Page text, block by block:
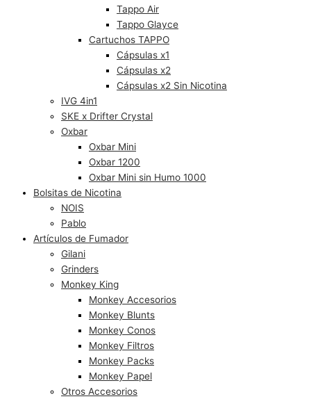
Tappo Air
Tappo Glayce
Cartuchos TAPPO
Cápsulas x1
Cápsulas x2
Cápsulas x2 Sin Nicotina
IVG 4in1
SKE x Drifter Crystal
Oxbar
Oxbar Mini
Oxbar 1200
Oxbar Mini sin Humo 1000
Bolsitas de Nicotina
NOIS
Pablo
Artículos de Fumador
Gilani
Grinders
Monkey King
Monkey Accesorios
Monkey Blunts
Monkey Conos
Monkey Filtros
Monkey Packs
Monkey Papel
Otros Accesorios